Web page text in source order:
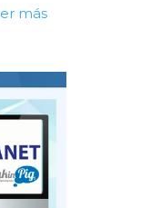
más